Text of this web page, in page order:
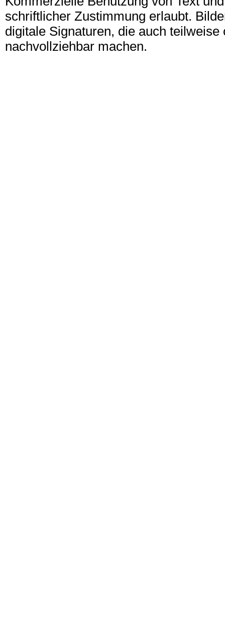
schriftlicher Zustimmung erlaubt.
digitale Signaturen, die auch
nachvollziehbar machen.